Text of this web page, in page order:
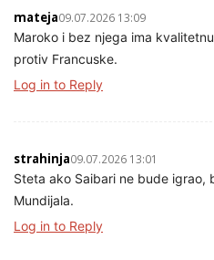
mateja09.07.2026 13:09
Maroko i bez njega ima
protiv Francuske.
Log in to Reply
strahinja09.07.2026 13:01
Steta ako Saibari ne bude igrao,
Mundijala.
Log in to Reply